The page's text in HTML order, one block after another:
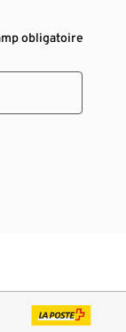
obligatoire